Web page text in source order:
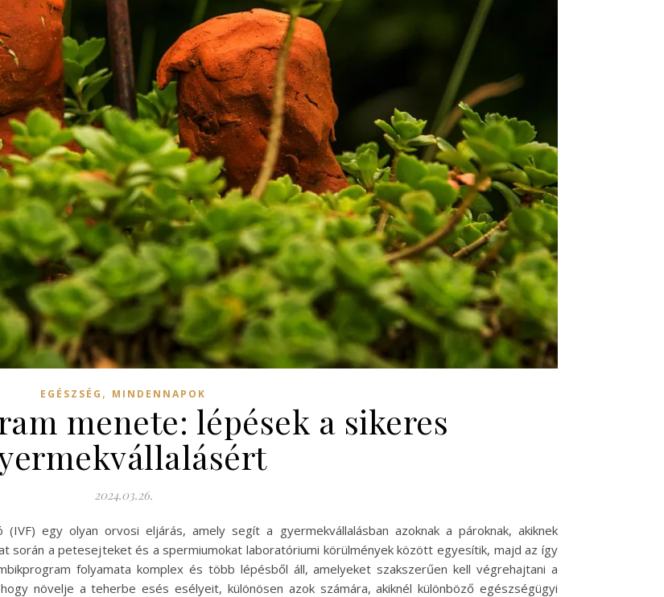
EGÉSZSÉG , MINDENNAPOK
menete: lépések a sikeres
2024.03.26.
egy olyan orvosi eljárás, amely segít a gyermekvállalásban azoknak a pároknak, akiknek
során a petesejteket és a spermiumokat laboratóriumi körülmények között egyesítik, majd az így
folyamata komplex és több lépésből áll, amelyeket szakszerűen kell végrehajtani a
növelje a teherbe esés esélyeit, különösen azok számára, akiknél különböző egészségügyi